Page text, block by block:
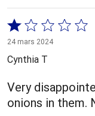
Coté
1 sur
5
24 mars 2024
Cynthia T
Very
onions in them.